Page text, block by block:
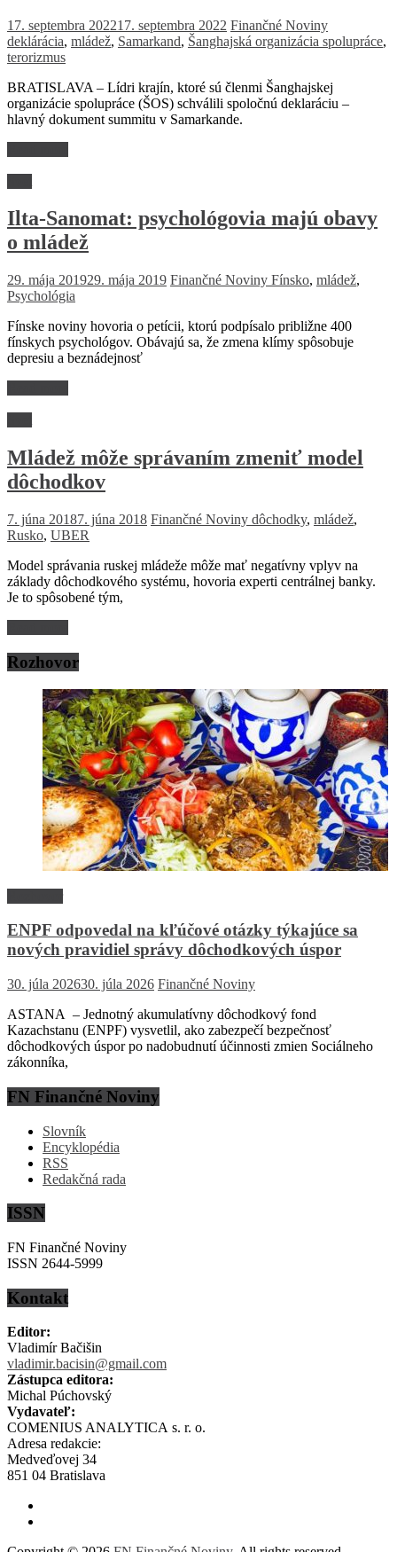
17. septembra 202217. septembra 2022 Finančné Noviny
deklárácia, mládež, Samarkand, Šanghajská organizácia spolupráce,
terorizmus
BRATISLAVA – Lídri krajín, ktoré sú členmi Šanghajskej
organizácie spolupráce (ŠOS) schválili spoločnú deklaráciu –
hlavný dokument summitu v Samarkande.
Ilta-Sanomat: psychológovia majú obavy
o mládež
29. mája 201929. mája 2019 Finančné Noviny Fínsko, mládež,
Psychológia
Fínske noviny hovoria o petícii, ktorú podpísalo približne 400
fínskych psychológov. Obávajú sa, že zmena klímy spôsobuje
depresiu a beznádejnosť
Mládež môže správaním zmeniť model
dôchodkov
7. júna 20187. júna 2018 Finančné Noviny dôchodky, mládež,
Rusko, UBER
Model správania ruskej mládeže môže mať negatívny vplyv na
základy dôchodkového systému, hovoria experti centrálnej banky.
Je to spôsobené tým,
Rozhovor
ENPF odpovedal na kľúčové otázky týkajúce sa
nových pravidiel správy dôchodkových úspor
30. júla 202630. júla 2026 Finančné Noviny
ASTANA – Jednotný akumulatívny dôchodkový fond
Kazachstanu (ENPF) vysvetlil, ako zabezpečí bezpečnosť
dôchodkových úspor po nadobudnutí účinnosti zmien Sociálneho
zákonníka,
FN Finančné Noviny
Slovník
Encyklopédia
RSS
Redakčná rada
ISSN
FN Finančné Noviny
ISSN 2644-5999
Kontakt
Editor:
Vladimír Bačišin
vladimir.bacisin@gmail.com
Zástupca editora:
Michal Púchovský
Vydavateľ:
COMENIUS ANALYTICA s. r. o.
Adresa redakcie:
Medveďovej 34
851 04 Bratislava